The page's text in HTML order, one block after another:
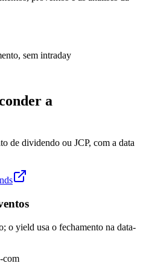
sem intraday
a
de dividendo ou JCP, com a data
o yield usa o fechamento na data-
com